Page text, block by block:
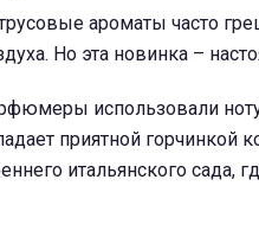
ароматы часто
Но эта новинка –
использовали
приятной горчинкой
итальянского сада,